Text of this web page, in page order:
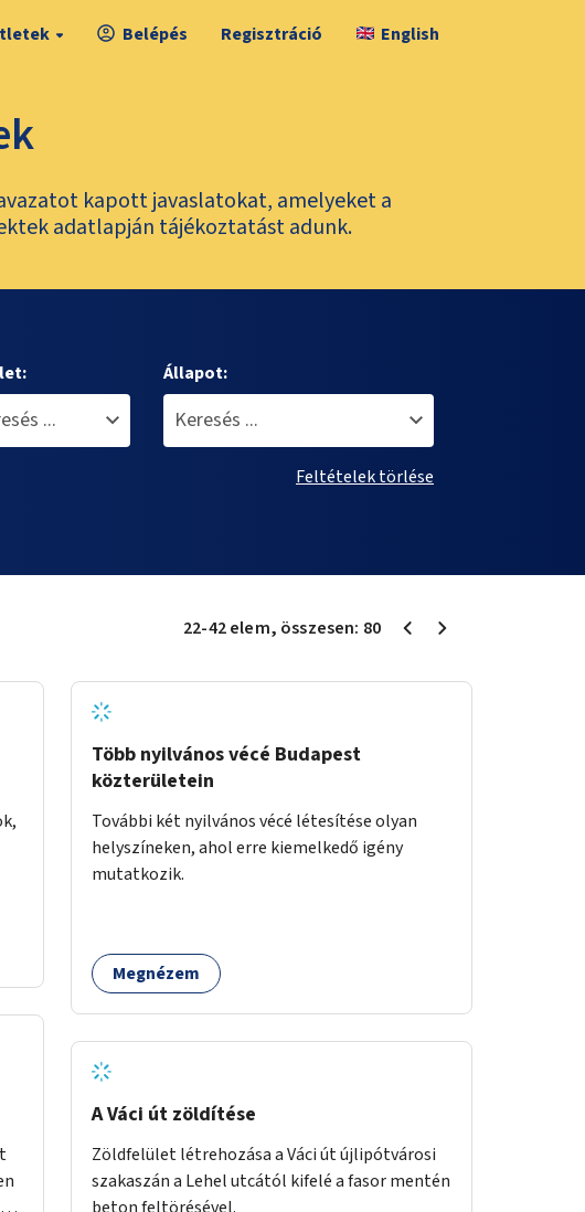
Belépés Regisztráció English
kapott javaslatokat, amelyeket a
adatlapján tájékoztatást adunk.
Állapot:
Feltételek törlése
22-42elem, összesen: 80
Több nyilvános vécé Budapest
közterületein
További két nyilvános vécé létesítése olyan
helyszíneken, ahol erre kiemelkedő igény
mutatkozik.
Megnézem
A Váci út zöldítése
Zöldfelület létrehozása a Váci út újlipótvárosi
szakaszán a Lehel utcától kifelé a fasor mentén